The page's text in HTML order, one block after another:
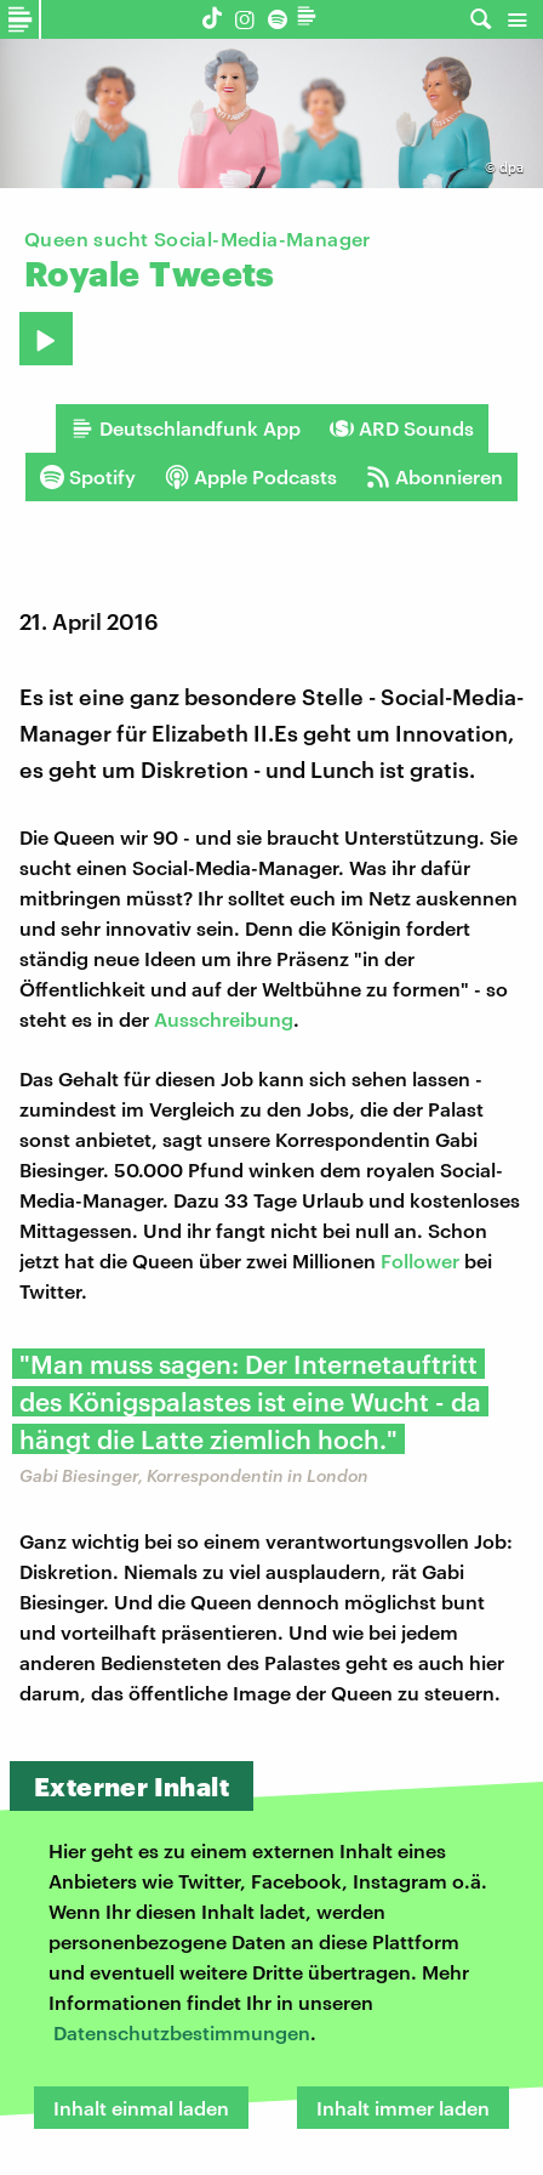
© dpa
Queen sucht Social-Media-Manager
Royale Tweets
Deutschlandfunk App ARD Sounds
Spotify Apple Podcasts Abonnieren
21. April 2016
Es ist eine ganz besondere Stelle - Social-Media-
Manager für Elizabeth II.Es geht um Innovation,
es geht um Diskretion - und Lunch ist gratis.
Die Queen wir 90 - und sie braucht Unterstützung. Sie
sucht einen Social-Media-Manager. Was ihr dafür
mitbringen müsst? Ihr solltet euch im Netz auskennen
und sehr innovativ sein. Denn die Königin fordert
ständig neue Ideen um ihre Präsenz "in der
Öffentlichkeit und auf der Weltbühne zu formen" - so
steht es in der Ausschreibung.
Das Gehalt für diesen Job kann sich sehen lassen -
zumindest im Vergleich zu den Jobs, die der Palast
sonst anbietet, sagt unsere Korrespondentin Gabi
Biesinger. 50.000 Pfund winken dem royalen Social-
Media-Manager. Dazu 33 Tage Urlaub und kostenloses
Mittagessen. Und ihr fangt nicht bei null an. Schon
jetzt hat die Queen über zwei Millionen Follower bei
Twitter.
"Man muss sagen: Der Internetauftritt
des Königspalastes ist eine Wucht - da
hängt die Latte ziemlich hoch."
Gabi Biesinger, Korrespondentin in London
Ganz wichtig bei so einem verantwortungsvollen Job:
Diskretion. Niemals zu viel ausplaudern, rät Gabi
Biesinger. Und die Queen dennoch möglichst bunt
und vorteilhaft präsentieren. Und wie bei jedem
anderen Bediensteten des Palastes geht es auch hier
darum, das öffentliche Image der Queen zu steuern.
Externer Inhalt
Hier geht es zu einem externen Inhalt eines
Anbieters wie Twitter, Facebook, Instagram o.ä.
Wenn Ihr diesen Inhalt ladet, werden
personenbezogene Daten an diese Plattform
und eventuell weitere Dritte übertragen. Mehr
Informationen findet Ihr in unseren
Datenschutzbestimmungen.
Inhalt einmal laden Inhalt immer laden